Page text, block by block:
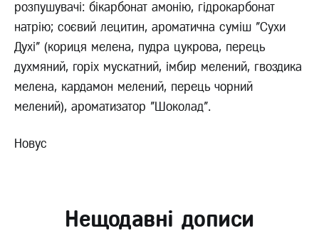
розпушувачі: бікарбонат амонію, гідрокарбонат
натрію; соєвий лецитин, ароматична суміш "Сухи
Духі" (кориця мелена, пудра цукрова, перець
духмяний, горіх мускатний, імбир мелений, гвоздика
мелена, кардамон мелений, перець чорний
мелений), ароматизатор "Шоколад".
Новус
Нещодавні дописи